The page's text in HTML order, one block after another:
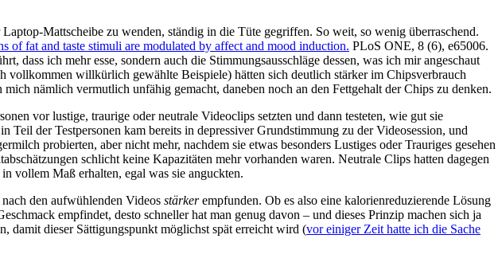
Mattscheibe zu wenden, ständig in die Tüte gegriffen. So weit, so wenig überraschend.
of fat and taste stimuli are modulated by affect and mood induction. PLoS ONE, 8 (6), e65006.
dass ich mehr esse, sondern auch die Stimmungsausschläge dessen, was ich mir angeschaut
willkürlich gewählte Beispiele) hätten sich deutlich stärker im Chipsverbrauch
nämlich vermutlich unfähig gemacht, daneben noch an den Fettgehalt der Chips zu denken.
vor lustige, traurige oder neutrale Videoclips setzten und dann testeten, wie gut sie
der Testpersonen kam bereits in depressiver Grundstimmung zu der Videosession, und
probierten, aber nicht mehr, nachdem sie etwas besonders Lustiges oder Trauriges gesehen
schlicht keine Kapazitäten mehr vorhanden waren. Neutrale Clips hatten dagegen
vollem Maß erhalten, egal was sie anguckten.
den aufwühlenden Videos stärkerempfunden. Ob es also eine kalorienreduzierende Lösung
empfindet, desto schneller hat man genug davon ‒ und dieses Prinzip machen sich ja
damit dieser Sättigungspunkt möglichst spät erreicht wird (vor einiger Zeit hatte ich die Sache